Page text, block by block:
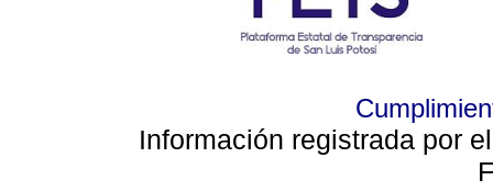
Información registrada por